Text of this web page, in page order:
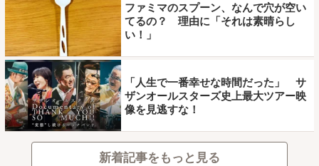
ファミマのスプーン、なんで穴が空い
てるの？ 理由に「それは素晴らし
い！」
「人生で一番幸せな時間だった」 サ
ザンオールスターズ史上最大ツアー映
像を見逃すな！
新着記事をもっと見る